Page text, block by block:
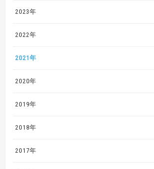
2023年
2022年
2021年
2020年
2019年
2018年
2017年